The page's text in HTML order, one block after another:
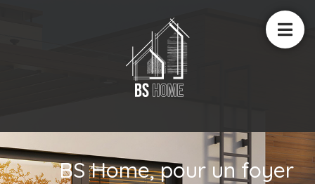
BS Home, pour un foyer